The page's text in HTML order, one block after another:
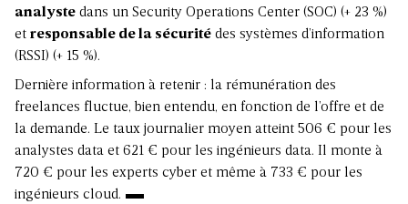
analyste dans un Security Operations Center (SOC) (+ 23 %)
et responsable de la sécurité des systèmes d’information
(RSSI) (+ 15 %).
Dernière information à retenir : la rémunération des
freelances fluctue, bien entendu, en fonction de l’offre et de
la demande. Le taux journalier moyen atteint 506 € pour les
analystes data et 621 € pour les ingénieurs data. Il monte à
720 € pour les experts cyber et même à 733 € pour les
ingénieurs cloud.